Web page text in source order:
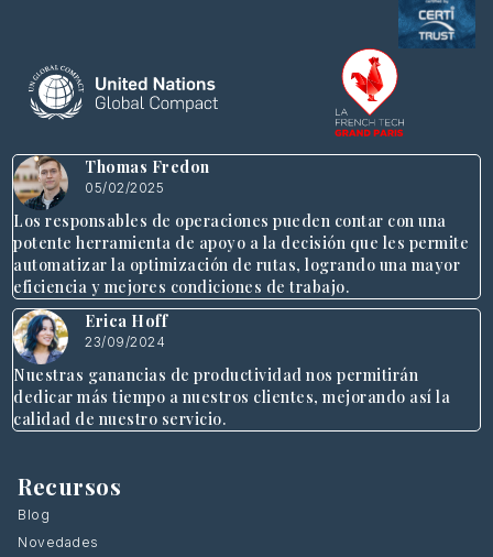
Thomas Fredon
05/02/2025
Los responsables de operaciones pueden contar con una
potente herramienta de apoyo a la decisión que les permite
automatizar la optimización de rutas, logrando una mayor
eficiencia y mejores condiciones de trabajo.
Erica Hoff
23/09/2024
Nuestras ganancias de productividad nos permitirán
dedicar más tiempo a nuestros clientes, mejorando así la
calidad de nuestro servicio.
Recursos
Blog
Novedades